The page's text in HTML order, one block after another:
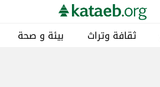
ثقافة وتراث بيئة و صحة